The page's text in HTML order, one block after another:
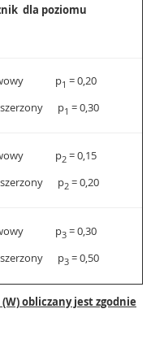
dla poziomu
p1 = 0,20
p1 = 0,30
p2 = 0,15
p2 = 0,20
p3 = 0,30
p3 = 0,50
obliczany jest zgodnie